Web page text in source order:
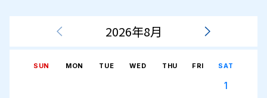
2026年8月
SUN MON TUE WED THU FRI SAT
1